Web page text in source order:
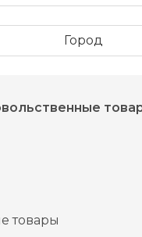
Город
товары